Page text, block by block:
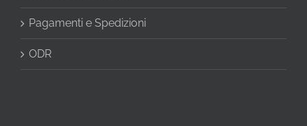
Pagamenti e Spedizioni
ODR